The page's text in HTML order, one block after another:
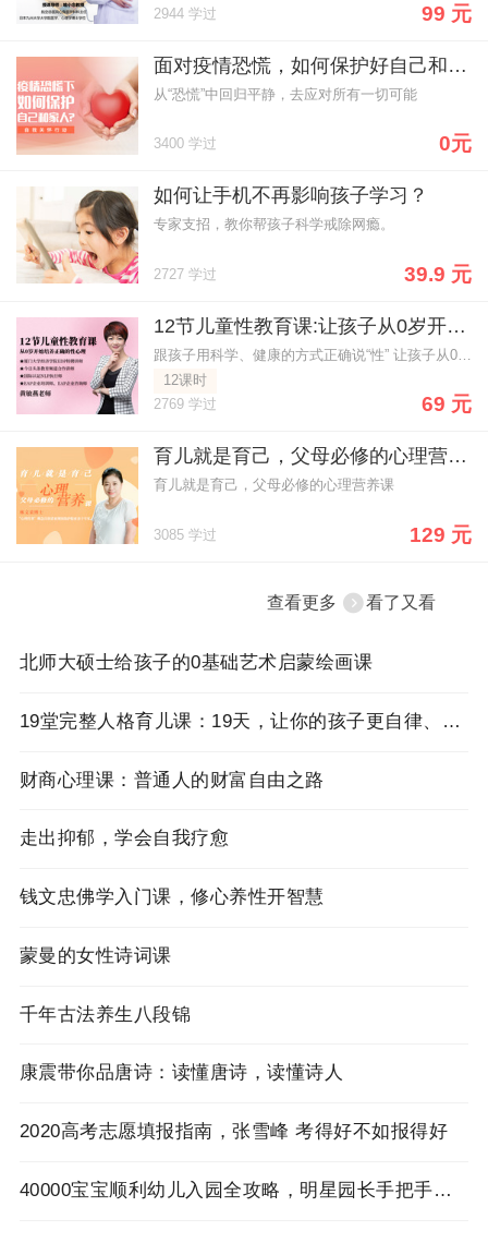
2944 学过 99 元
面对疫情恐慌，如何保护好自己和家人？
从“恐慌”中回归平静，去应对所有一切可能
3400 学过 0元
如何让手机不再影响孩子学习？
专家支招，教你帮孩子科学戒除网瘾。
2727 学过 39.9 元
12节儿童性教育课:让孩子从0岁开始正确的性心理养成
跟孩子用科学、健康的方式正确说“性” 让孩子从0岁开始就接受正确的性教育
12课时
2769 学过
69 元
育儿就是育己，父母必修的心理营养课
育儿就是育己，父母必修的心理营养课
3085 学过 129 元
看了又看
查看更多
北师大硕士给孩子的0基础艺术启蒙绘画课
19堂完整人格育儿课：19天，让你的孩子更自律、懂感恩、高情商、能独立
财商心理课：普通人的财富自由之路
走出抑郁，学会自我疗愈
钱文忠佛学入门课，修心养性开智慧
蒙曼的女性诗词课
千年古法养生八段锦
康震带你品唐诗：读懂唐诗，读懂诗人
2020高考志愿填报指南，张雪峰 考得好不如报得好
40000宝宝顺利幼儿入园全攻略，明星园长手把手来教你！